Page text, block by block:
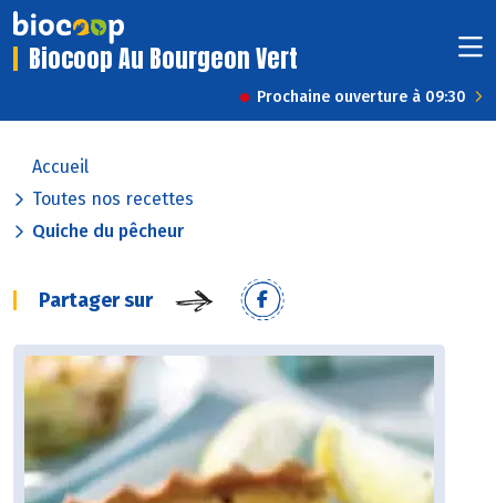
Biocoop Au Bourgeon Vert
Prochaine ouverture à 09:30
Accueil
Toutes nos recettes
Quiche du pêcheur
Partager sur